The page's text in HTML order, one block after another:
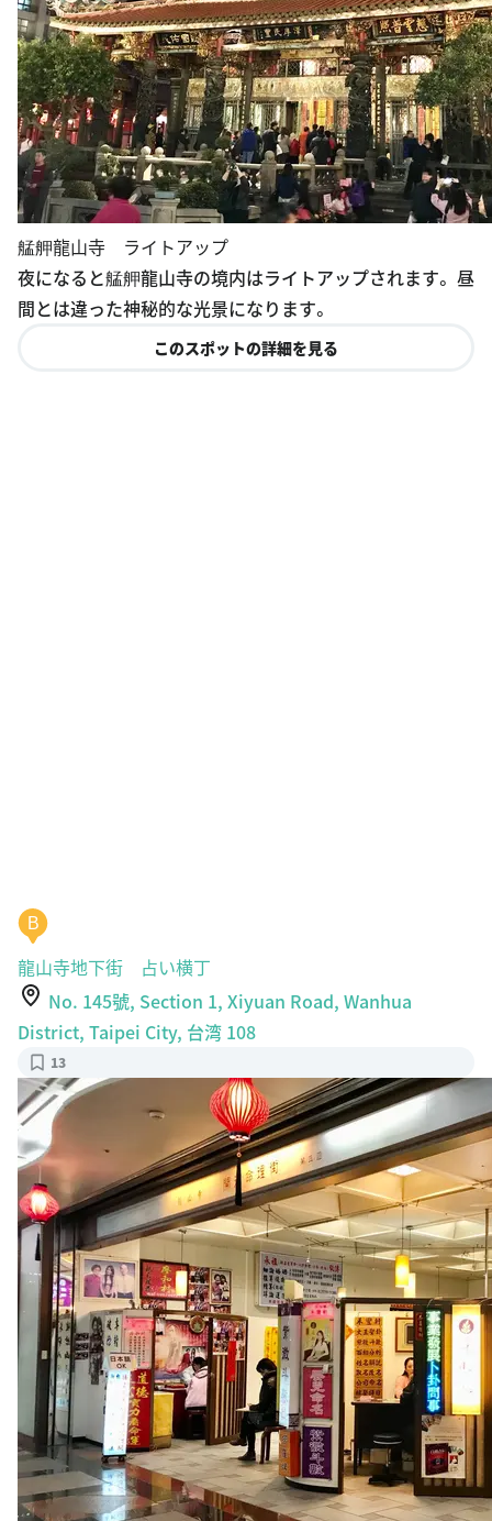
艋舺龍山寺 ライトアップ
夜になると艋舺龍山寺の境内はライトアップされます。 昼
間とは違った神秘的な光景になります。
このスポットの詳細を見る
B
龍山寺地下街 占い横丁
No. 145號, Section 1, Xiyuan Road, Wanhua
District, Taipei City, 台湾 108
13